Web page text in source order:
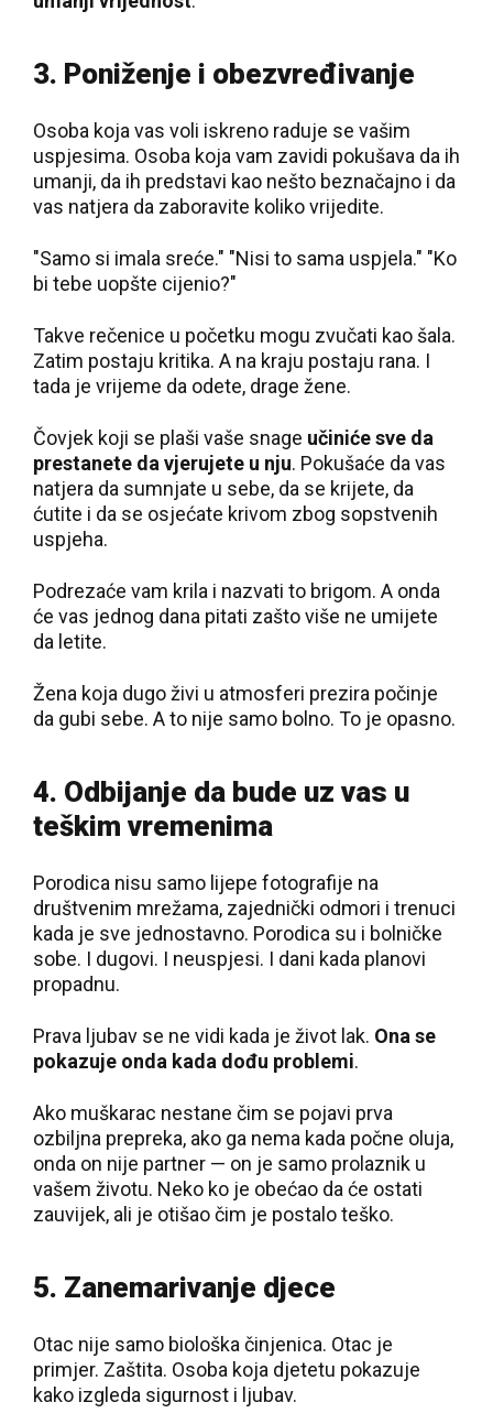
3. Poniženje i obezvređivanje
Osoba koja vas voli iskreno raduje se vašim
uspjesima. Osoba koja vam zavidi pokušava da ih
umanji, da ih predstavi kao nešto beznačajno i da
vas natjera da zaboravite koliko vrijedite.
"Samo si imala sreće." "Nisi to sama uspjela." "Ko
bi tebe uopšte cijenio?"
Takve rečenice u početku mogu zvučati kao šala.
Zatim postaju kritika. A na kraju postaju rana. I
tada je vrijeme da odete, drage žene.
Čovjek koji se plaši vaše snage učiniće sve da
prestanete da vjerujete u nju. Pokušaće da vas
natjera da sumnjate u sebe, da se krijete, da
ćutite i da se osjećate krivom zbog sopstvenih
uspjeha.
Podrezaće vam krila i nazvati to brigom. A onda
će vas jednog dana pitati zašto više ne umijete
da letite.
Žena koja dugo živi u atmosferi prezira počinje
da gubi sebe. A to nije samo bolno. To je opasno.
4. Odbijanje da bude uz vas u
teškim vremenima
Porodica nisu samo lijepe fotografije na
društvenim mrežama, zajednički odmori i trenuci
kada je sve jednostavno. Porodica su i bolničke
sobe. I dugovi. I neuspjesi. I dani kada planovi
propadnu.
Prava ljubav se ne vidi kada je život lak. Ona se
pokazuje onda kada dođu problemi.
Ako muškarac nestane čim se pojavi prva
ozbiljna prepreka, ako ga nema kada počne oluja,
onda on nije partner — on je samo prolaznik u
vašem životu. Neko ko je obećao da će ostati
zauvijek, ali je otišao čim je postalo teško.
5. Zanemarivanje djece
Otac nije samo biološka činjenica. Otac je
primjer. Zaštita. Osoba koja djetetu pokazuje
kako izgleda sigurnost i ljubav.